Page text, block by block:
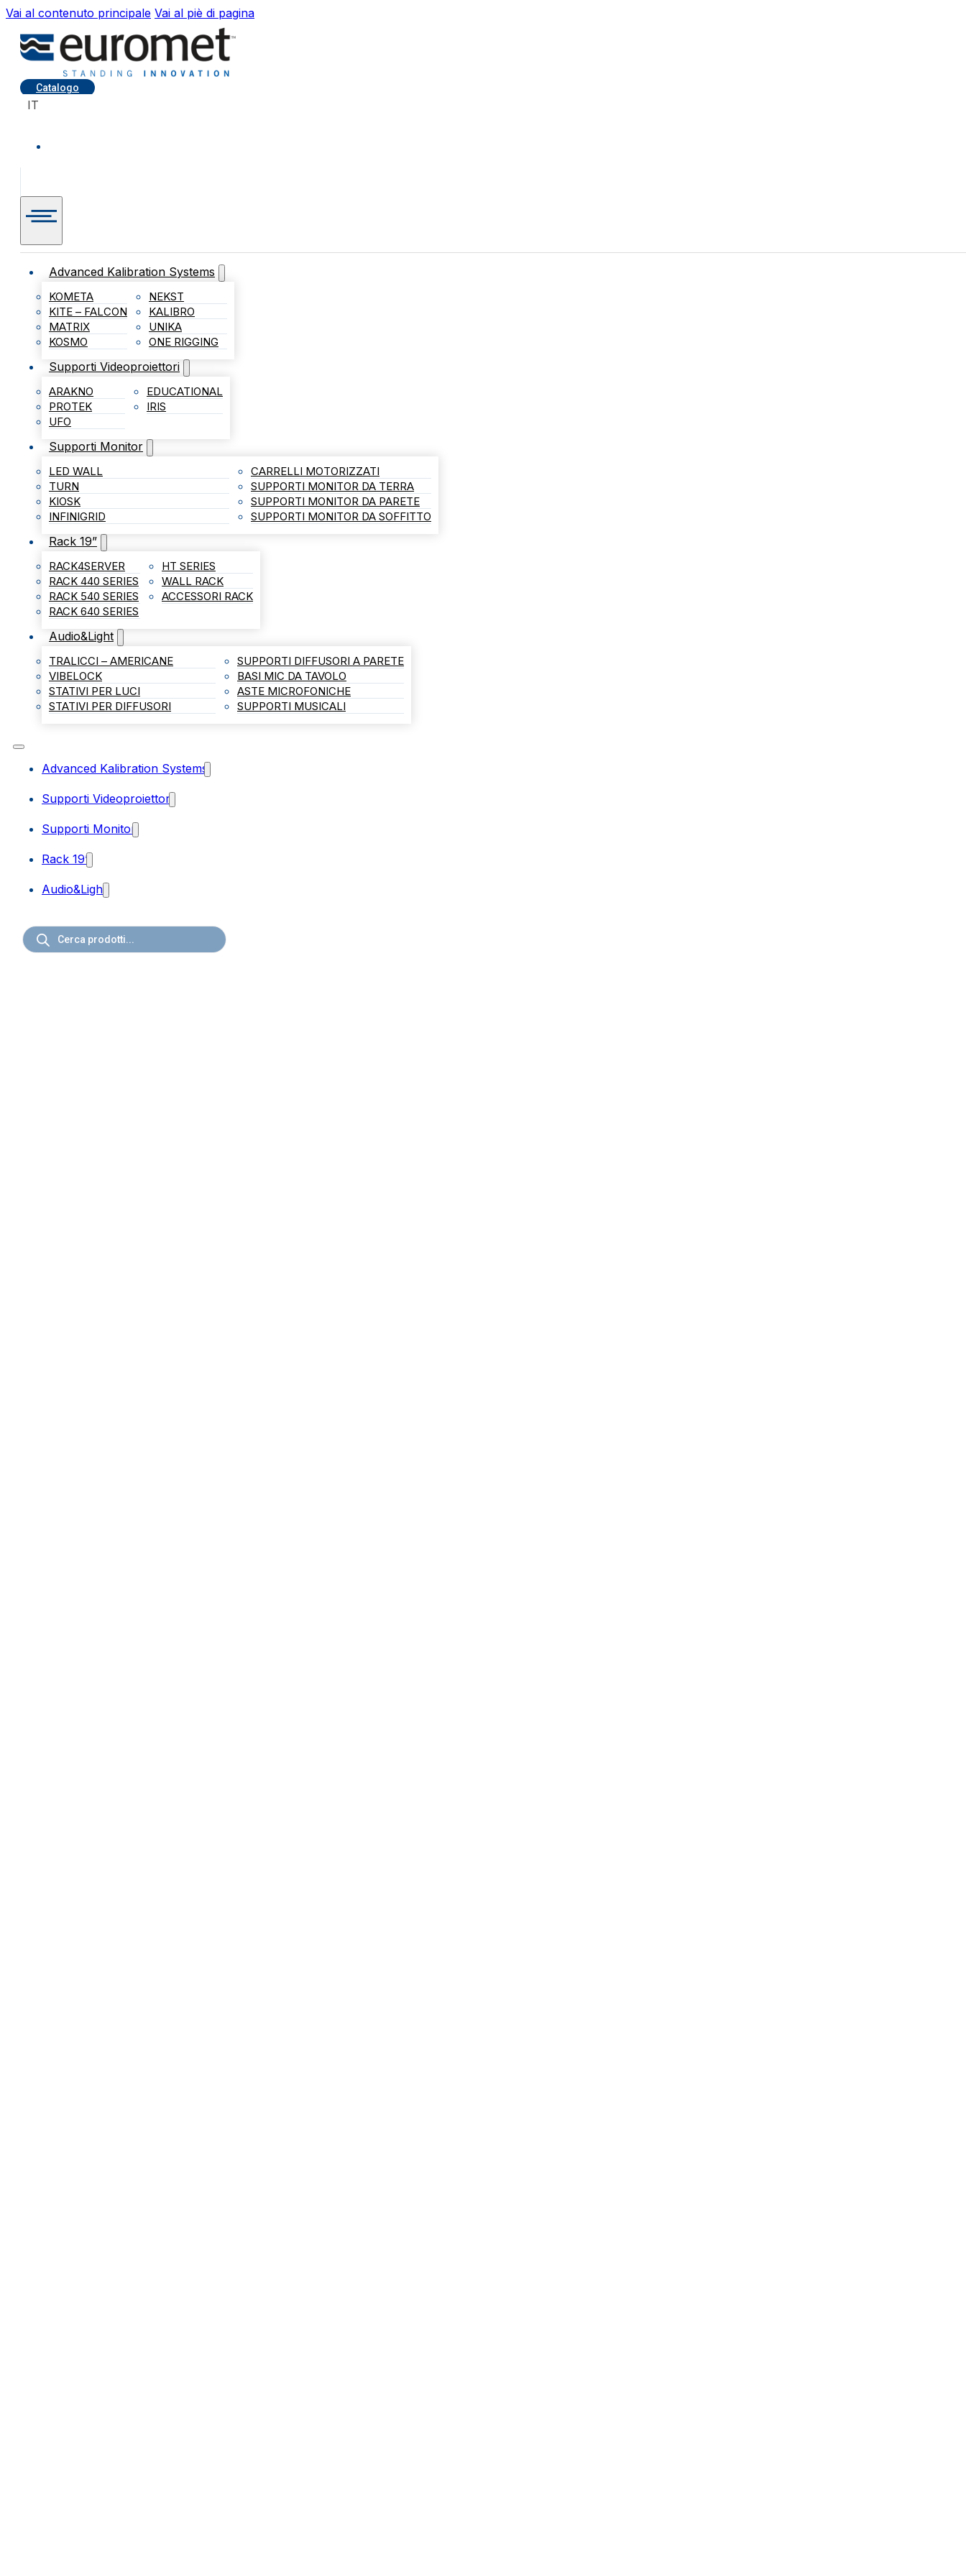
Vai al contenuto principale Vai al piè di pagina
Catalogo
IT
Advanced Kalibration Systems
KOMETA
KITE – FALCON
MATRIX
KOSMO
NEKST
KALIBRO
UNIKA
ONE RIGGING
Supporti Videoproiettori
ARAKNO
PROTEK
UFO
EDUCATIONAL
IRIS
Supporti Monitor
LED WALL
TURN
KIOSK
INFINIGRID
CARRELLI MOTORIZZATI
SUPPORTI MONITOR DA TERRA
SUPPORTI MONITOR DA PARETE
SUPPORTI MONITOR DA SOFFITTO
Rack 19”
RACK4SERVER
RACK 440 SERIES
RACK 540 SERIES
RACK 640 SERIES
HT SERIES
WALL RACK
ACCESSORI RACK
Audio&Light
TRALICCI – AMERICANE
VIBELOCK
STATIVI PER LUCI
STATIVI PER DIFFUSORI
SUPPORTI DIFFUSORI A PARETE
BASI MIC DA TAVOLO
ASTE MICROFONICHE
SUPPORTI MUSICALI
Advanced Kalibration Systems
Supporti Videoproiettori
Supporti Monitor
Rack 19”
Audio&Light
Ricerca
prodotti